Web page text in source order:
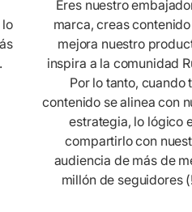
Eres nuestro
marca, creas
mejora nuestro
inspira a la comunidad
Por lo tanto, cuando
contenido se alinea con
estrategia, lo lógico
compartirlo con
audiencia de más de
millón de seguidores